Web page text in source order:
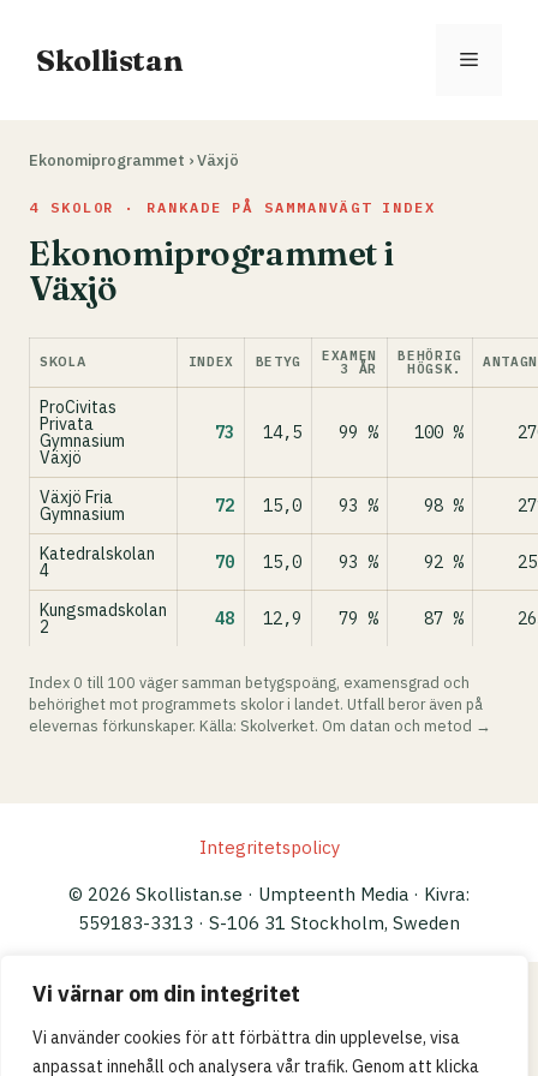
Vi värnar om din integritet
Vi använder cookies för att förbättra din upplevelse, visa
anpassat innehåll och analysera vår trafik. Genom att klicka
innehåll
Skollistan Meny
Ekonomiprogrammet ›Växjö
4 SKOLOR · RANKADE PÅ SAMMANVÄGT INDEX
Ekonomiprogrammet i
Växjö
SKOLA INDEX BETYG EXAMEN
3 ÅR
BEHÖRIG
HÖGSK.
ProCivitas
Privata
Gymnasium
Växjö
73 14,5 99 % 100 %
Växjö Fria
Gymnasium 72 15,0 93 % 98 %
Katedralskolan
4 70 15,0 93 % 92 %
Kungsmadskolan
2 48 12,9 79 % 87 %
Index 0 till 100 väger samman betygspoäng, examensgrad och
behörighet mot programmets skolor i landet. Utfall beror även på
elevernas förkunskaper. Källa: Skolverket. Om datan och metod →
Integritetspolicy
© 2026 Skollistan.se · Umpteenth Media · Kivra:
559183-3313 · S-106 31 Stockholm, Sweden